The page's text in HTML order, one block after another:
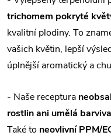
trichomem pokryté
kvalitní plodiny. To
vašich květin, lepší
úplnější aromatický a
- Naše receptura
rostlin ani umělá
Také to neovlivní PPM/